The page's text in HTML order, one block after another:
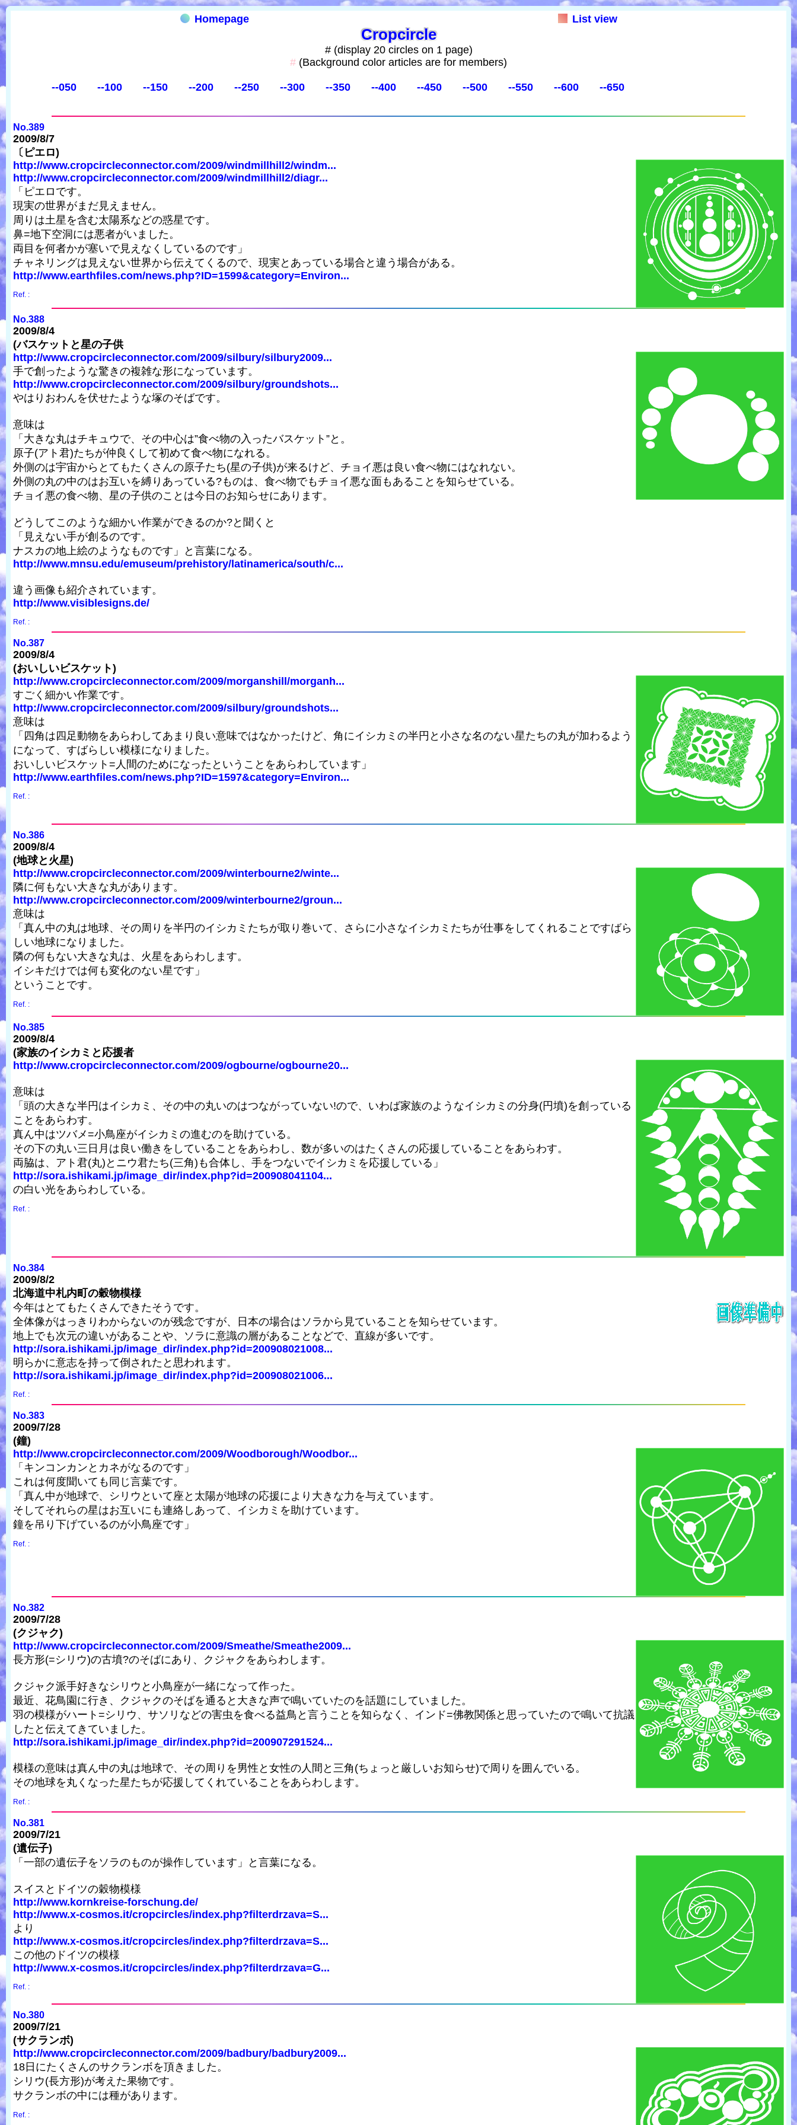
Homepage List view
Cropcircle
# (display 20 circles on 1 page)
# (Background color articles are for members)
--050 --100 --150 --200 --250 --300 --350 --400 --450 --500 --550 --600 --650
No.389
2009/8/7
〔ピエロ)
http://www.cropcircleconnector.com/2009/windmillhill2/windm...
http://www.cropcircleconnector.com/2009/windmillhill2/diagr...
「ピエロです。
現実の世界がまだ見えません。
周りは土星を含む太陽系などの惑星です。
鼻=地下空洞には悪者がいました。
両目を何者かが塞いで見えなくしているのです」
チャネリングは見えない世界から伝えてくるので、現実とあっている場合と違う場合がある。
http://www.earthfiles.com/news.php?ID=1599&category=Environ...
Ref. :
No.388
2009/8/4
(バスケットと星の子供
http://www.cropcircleconnector.com/2009/silbury/silbury2009...
手で創ったような驚きの複雑な形になっています。
http://www.cropcircleconnector.com/2009/silbury/groundshots...
やはりおわんを伏せたような塚のそばです。
意味は
「大きな丸はチキュウで、その中心は”食べ物の入ったバスケット”と。
原子(アト君)たちが仲良くして初めて食べ物になれる。
外側のは宇宙からとてもたくさんの原子たち(星の子供)が来るけど、チョイ悪は良い食べ物にはなれない。
外側の丸の中のはお互いを縛りあっている?ものは、食べ物でもチョイ悪な面もあることを知らせている。
チョイ悪の食べ物、星の子供のことは今日のお知らせにあります。
どうしてこのような細かい作業ができるのか?と聞くと
「見えない手が創るのです。
ナスカの地上絵のようなものです」と言葉になる。
http://www.mnsu.edu/emuseum/prehistory/latinamerica/south/c...
違う画像も紹介されています。
http://www.visiblesigns.de/
Ref. :
No.387
2009/8/4
(おいしいビスケット)
http://www.cropcircleconnector.com/2009/morganshill/morganh...
すごく細かい作業です。
http://www.cropcircleconnector.com/2009/silbury/groundshots...
意味は
「四角は四足動物をあらわしてあまり良い意味ではなかったけど、角にイシカミの半円と小さな名のない星たちの丸が加わるよう
になって、すばらしい模様になりました。
おいしいビスケット=人間のためになったということをあらわしています」
http://www.earthfiles.com/news.php?ID=1597&category=Environ...
Ref. :
No.386
2009/8/4
(地球と火星)
http://www.cropcircleconnector.com/2009/winterbourne2/winte...
隣に何もない大きな丸があります。
http://www.cropcircleconnector.com/2009/winterbourne2/groun...
意味は
「真ん中の丸は地球、その周りを半円のイシカミたちが取り巻いて、さらに小さなイシカミたちが仕事をしてくれることですばら
しい地球になりました。
隣の何もない大きな丸は、火星をあらわします。
イシキだけでは何も変化のない星です」
ということです。
Ref. :
No.385
2009/8/4
(家族のイシカミと応援者
http://www.cropcircleconnector.com/2009/ogbourne/ogbourne20...
意味は
「頭の大きな半円はイシカミ、その中の丸いのはつながっていない!ので、いわば家族のようなイシカミの分身(円墳)を創っている
ことをあらわす。
真ん中はツバメ=小鳥座がイシカミの進むのを助けている。
その下の丸い三日月は良い働きをしていることをあらわし、数が多いのはたくさんの応援していることをあらわす。
両脇は、アト君(丸)とニウ君たち(三角)も合体し、手をつないでイシカミを応援している」
http://sora.ishikami.jp/image_dir/index.php?id=200908041104...
の白い光をあらわしている。
Ref. :
No.384
2009/8/2
北海道中札内町の穀物模様
今年はとてもたくさんできたそうです。
全体像がはっきりわからないのが残念ですが、日本の場合はソラから見ていることを知らせています。
地上でも次元の違いがあることや、ソラに意識の層があることなどで、直線が多いです。
http://sora.ishikami.jp/image_dir/index.php?id=200908021008...
明らかに意志を持って倒されたと思われます。
http://sora.ishikami.jp/image_dir/index.php?id=200908021006...
Ref. :
No.383
2009/7/28
(鐘)
http://www.cropcircleconnector.com/2009/Woodborough/Woodbor...
「キンコンカンとカネがなるのです」
これは何度聞いても同じ言葉です。
「真ん中が地球で、シリウといて座と太陽が地球の応援により大きな力を与えています。
そしてそれらの星はお互いにも連絡しあって、イシカミを助けています。
鐘を吊り下げているのが小鳥座です」
Ref. :
No.382
2009/7/28
(クジャク)
http://www.cropcircleconnector.com/2009/Smeathe/Smeathe2009...
長方形(=シリウ)の古墳?のそばにあり、クジャクをあらわします。
クジャク派手好きなシリウと小鳥座が一緒になって作った。
最近、花鳥園に行き、クジャクのそばを通ると大きな声で鳴いていたのを話題にしていました。
羽の模様がハート=シリウ、サソリなどの害虫を食べる益鳥と言うことを知らなく、インド=佛教関係と思っていたので鳴いて抗議
したと伝えてきていました。
http://sora.ishikami.jp/image_dir/index.php?id=200907291524...
模様の意味は真ん中の丸は地球で、その周りを男性と女性の人間と三角(ちょっと厳しいお知らせ)で周りを囲んでいる。
その地球を丸くなった星たちが応援してくれていることをあらわします。
Ref. :
No.381
2009/7/21
(遺伝子)
「一部の遺伝子をソラのものが操作しています」と言葉になる。
スイスとドイツの穀物模様
http://www.kornkreise-forschung.de/
http://www.x-cosmos.it/cropcircles/index.php?filterdrzava=S...
より
http://www.x-cosmos.it/cropcircles/index.php?filterdrzava=S...
この他のドイツの模様
http://www.x-cosmos.it/cropcircles/index.php?filterdrzava=G...
Ref. :
No.380
2009/7/21
(サクランボ)
http://www.cropcircleconnector.com/2009/badbury/badbury2009...
18日にたくさんのサクランボを頂きました。
シリウ(長方形)が考えた果物です。
サクランボの中には種があります。
Ref. :